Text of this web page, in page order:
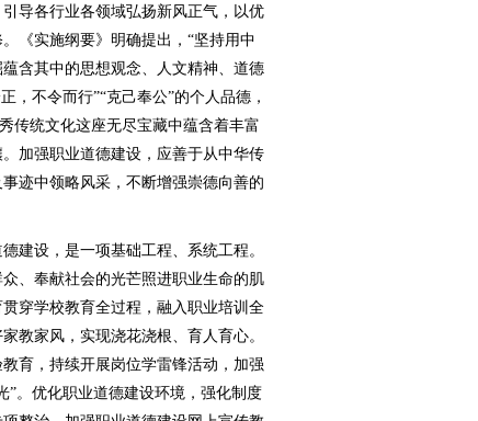
导各行业各领域弘扬新风正气，以优
《实施纲要》明确提出，“坚持用中
含其中的思想观念、人文精神、道德
，不令而行”“克己奉公”的个人品德，
传统文化这座无尽宝藏中蕴含着丰富
加强职业道德建设，应善于从中华传
迹中领略风采，不断增强崇德向善的
设，是一项基础工程、系统工程。
、奉献社会的光芒照进职业生命的肌
穿学校教育全过程，融入职业培训全
教家风，实现浇花浇根、育人育心。
育，持续开展岗位学雷锋活动，加强
”。优化职业道德建设环境，强化制度